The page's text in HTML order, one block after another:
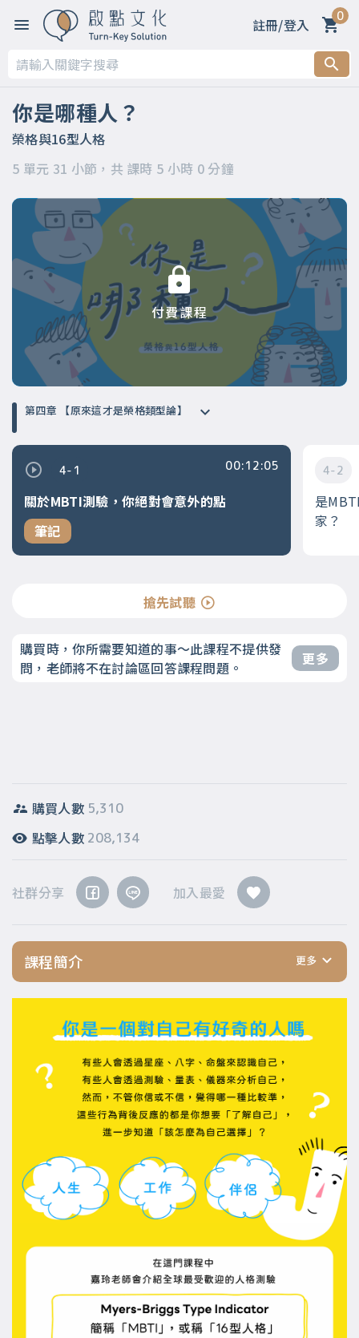
註冊/登入 0
你是哪種人？
榮格與16型人格
5 單元 31 小節，共 課時 5 小時 0 分鐘
付費課程
第一章 【你是哪種人？】
第三章 【MBTI測驗16種人格類型】
第四章 【原來這才是榮格類型論】
第五章 【活出你自己】
第四章 【原來這才是榮格類型論】
4-1
關於MBTI測驗，你絕對會意外的點
筆記
00:12:05 4-2
是
家？
搶先試聽
購買時，你所需要知道的事～此課程不提供發
問，老師將不在討論區回答課程問題。
更多
購買人數 5,310
點擊人數 208,134
社群分享 加入最愛
課程簡介